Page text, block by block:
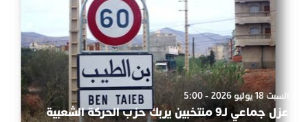
السبت 18 يوليو 2026 - 5:00
عزل جماعي لـ9 منتخبين يربك حزب الحركة الشعبية